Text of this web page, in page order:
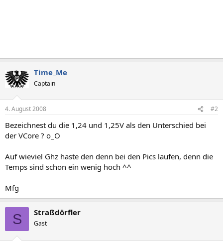
Time_Me
Captain
4. August 2008 #2
Bezeichnest du die 1,24 und 1,25V als den Unterschied bei
der VCore ? o_O
Auf wieviel Ghz haste den denn bei den Pics laufen, denn die
Temps sind schon ein wenig hoch ^^
Mfg
S Straßdörfler
Gast